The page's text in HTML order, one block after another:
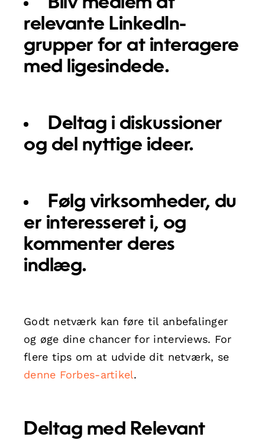
relevante LinkedIn-
grupper for at interagere
med ligesindede.
Deltag i diskussioner
og del nyttige ideer.
Følg virksomheder, du
er interesseret i, og
kommenter deres
indlæg.
Godt netværk kan føre til anbefalinger
og øge dine chancer for interviews. For
flere tips om at udvide dit netværk, se
denne Forbes-artikel.
Deltag med Relevant